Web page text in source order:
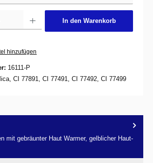
In den Warenkorb
hinzufügen
16111-P
CI 77891, CI 77491, CI 77492, CI 77499
mit gebräunter Haut Warmer, gelblicher Haut-